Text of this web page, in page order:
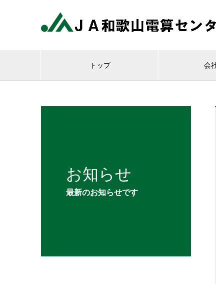
トップ 会
お知らせ
最新のお知らせです